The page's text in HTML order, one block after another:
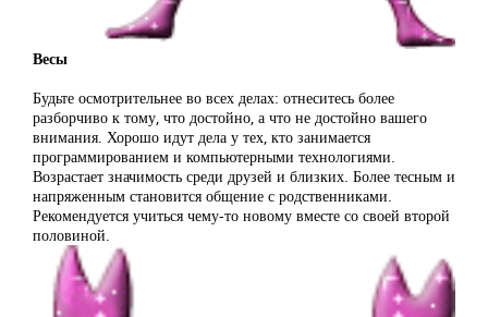
Весы
Будьте осмотрительнее во всех делах: отнеситесь более
разборчиво к тому, что достойно, а что не достойно вашего
внимания. Хорошо идут дела у тех, кто занимается
программированием и компьютерными технологиями.
Возрастает значимость среди друзей и близких. Более тесным и
напряженным становится общение с родственниками.
Рекомендуется учиться чему-то новому вместе со своей второй
половиной.